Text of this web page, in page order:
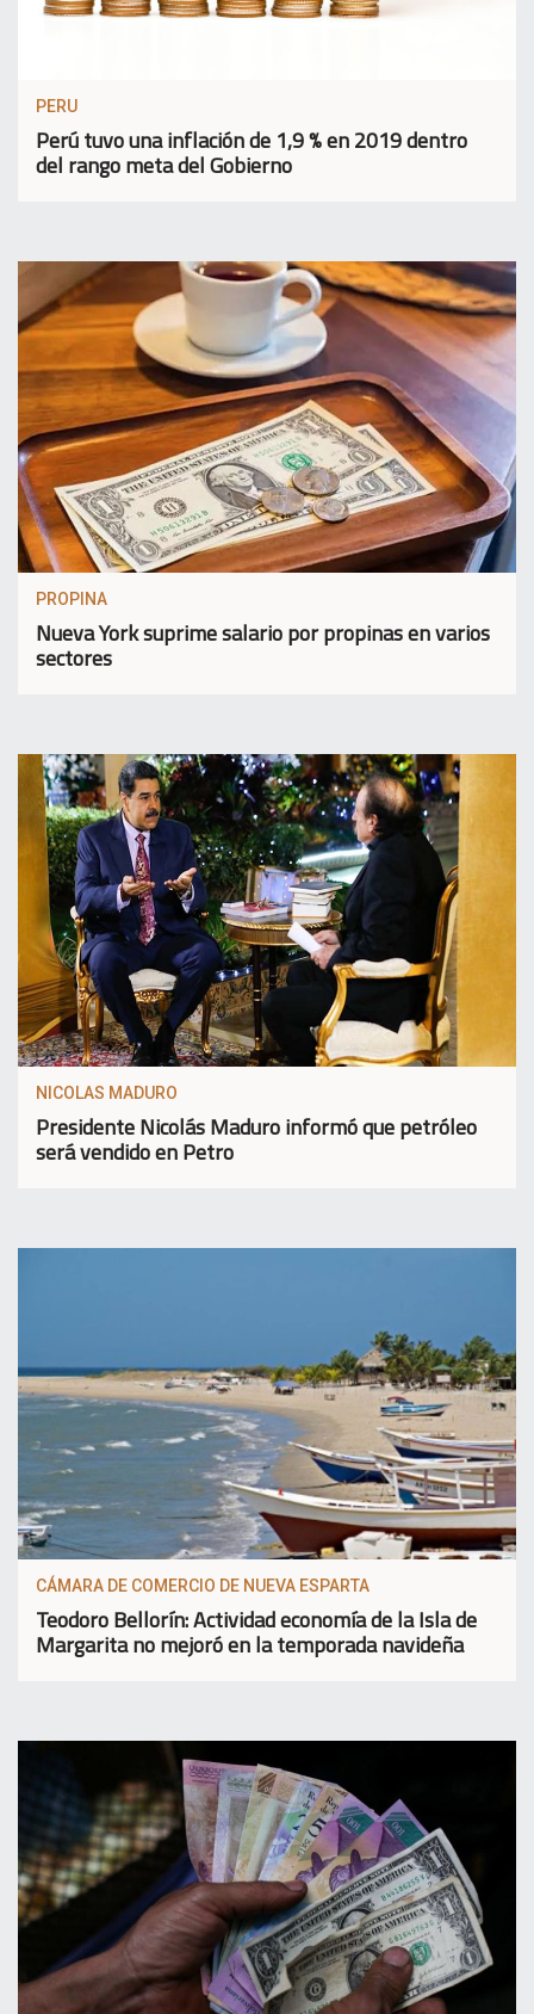
PERU
Perú tuvo una inflación de 1,9 % en 2019 dentro
del rango meta del Gobierno
PROPINA
Nueva York suprime salario por propinas en varios
sectores
NICOLAS MADURO
Presidente Nicolás Maduro informó que petróleo
será vendido en Petro
CÁMARA DE COMERCIO DE NUEVA ESPARTA
Teodoro Bellorín: Actividad economía de la Isla de
Margarita no mejoró en la temporada navideña